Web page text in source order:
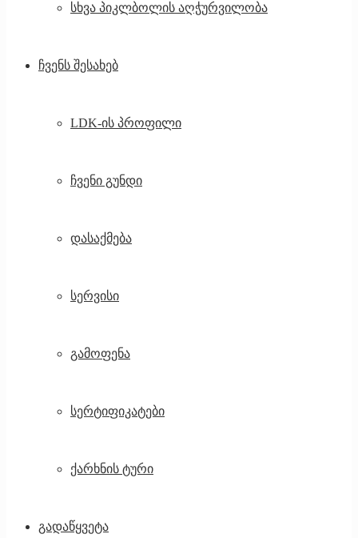
სხვა პიკლბოლის აღჭურვილობა
ჩვენს შესახებ
LDK-ის პროფილი
ჩვენი გუნდი
დასაქმება
სერვისი
გამოფენა
სერტიფიკატები
ქარხნის ტური
გადაწყვეტა